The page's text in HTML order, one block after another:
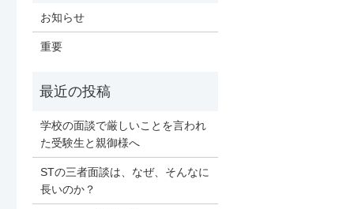
お知らせ
重要
学校の面談で厳しいことを言われ
た受験生と親御様へ
STの三者面談は、なぜ、そんなに
長いのか？